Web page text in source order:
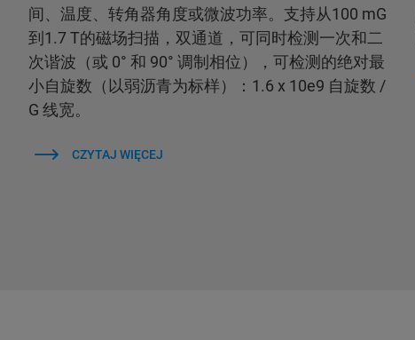
间、温度、转角器角度或微波功率。支持从100 mG
到1.7 T的磁场扫描，双通道，可同时检测一次和二
次谐波（或 0° 和 90° 调制相位），可检测的绝对最
小自旋数（以弱沥青为标样）：1.6 x 10e9 自旋数 /
G 线宽。
CZYTAJ WIĘCEJ